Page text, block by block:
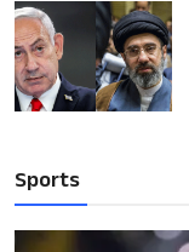
Sports